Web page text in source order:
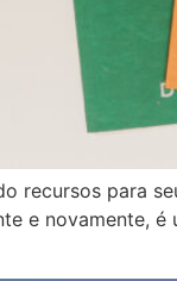
recursos para
e novamente,